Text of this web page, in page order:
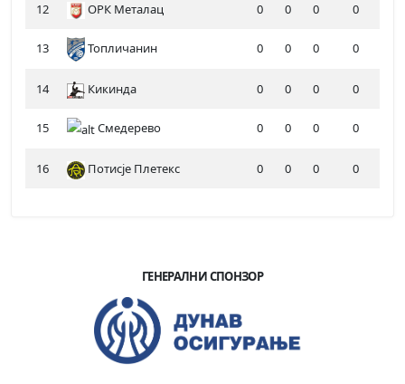
12 ОРК Металац 0 0 0 0
13 Топличанин 0 0 0 0
14 Кикинда 0 0 0 0
15 Смедерево 0 0 0 0
16 Потисје Плетекс 0 0 0 0
ГЕНЕРАЛНИ СПОНЗОР